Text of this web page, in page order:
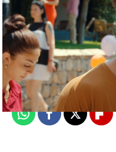
Nova
Madrid
Publicado:02 de
WhatsappFacebook
X